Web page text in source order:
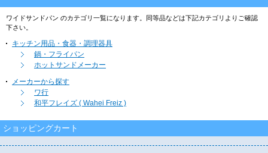
ワイドサンドパン のカテゴリ一覧になります。同等品などは下記カテゴリよりご確認
下さい。
キッチン用品・食器・調理器具
鍋・フライパン
ホットサンドメーカー
メーカーから探す
ワ行
和平フレイズ ( Wahei Freiz )
ショッピングカート